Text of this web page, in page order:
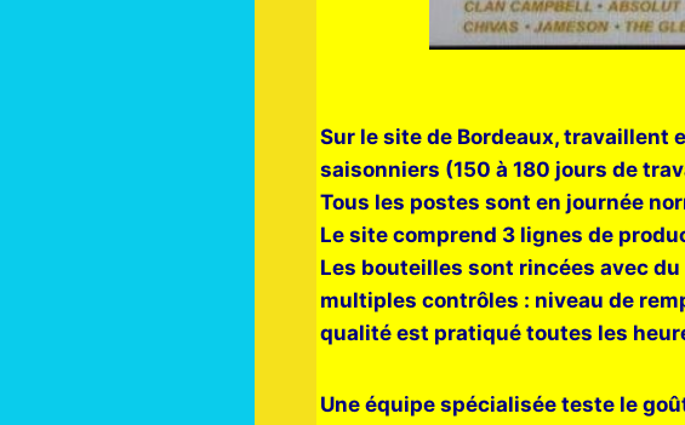
Sur le site de Bordeaux, travaillent
saisonniers (150 à 180 jours de
Tous les postes sont en journée
Le site comprend 3 lignes de
Les bouteilles sont rincées avec
multiples contrôles : niveau de
qualité est pratiqué toutes les
Une équipe spécialisée teste le